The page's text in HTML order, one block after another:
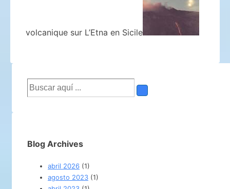
volcanique sur L’Etna en Sicile
Buscar
por:
Blog Archives
abril 2026 (1)
agosto 2023 (1)